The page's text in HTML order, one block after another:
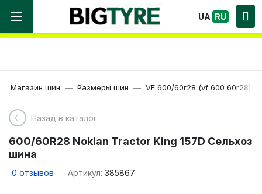
Мы работаем! Большой выбор Шин, быстрая
доставка по Украине!
UA RU
Магазин шин Размеры шин VF 600/60r28 (vf 600 60r28)
Назад в каталог
600/60R28 Nokian Tractor King 157D Сельхоз
шина
0 отзывов Артикул: 385867